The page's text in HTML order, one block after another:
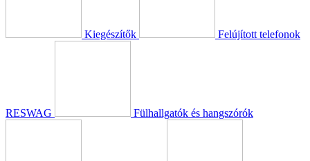
Kiegészítők Felújított telefonok
RESWAG Fülhallgatók és hangszórók